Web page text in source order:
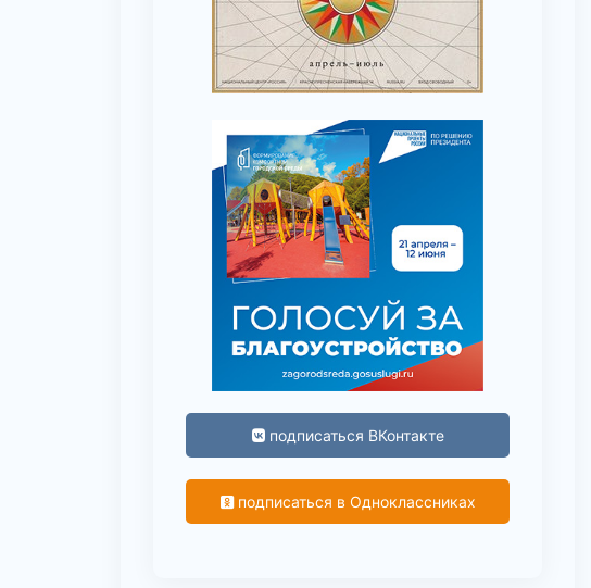
подписаться ВКонтакте
подписаться в Одноклассниках